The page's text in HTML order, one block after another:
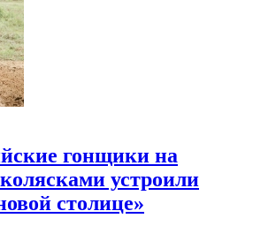
гонщики на
устроили
столице»